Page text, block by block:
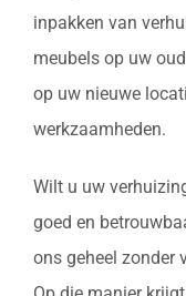
inpakken van
meubels op uw
op uw nieuwe
werkzaamheden.
Wilt u uw
goed en
ons geheel zonder